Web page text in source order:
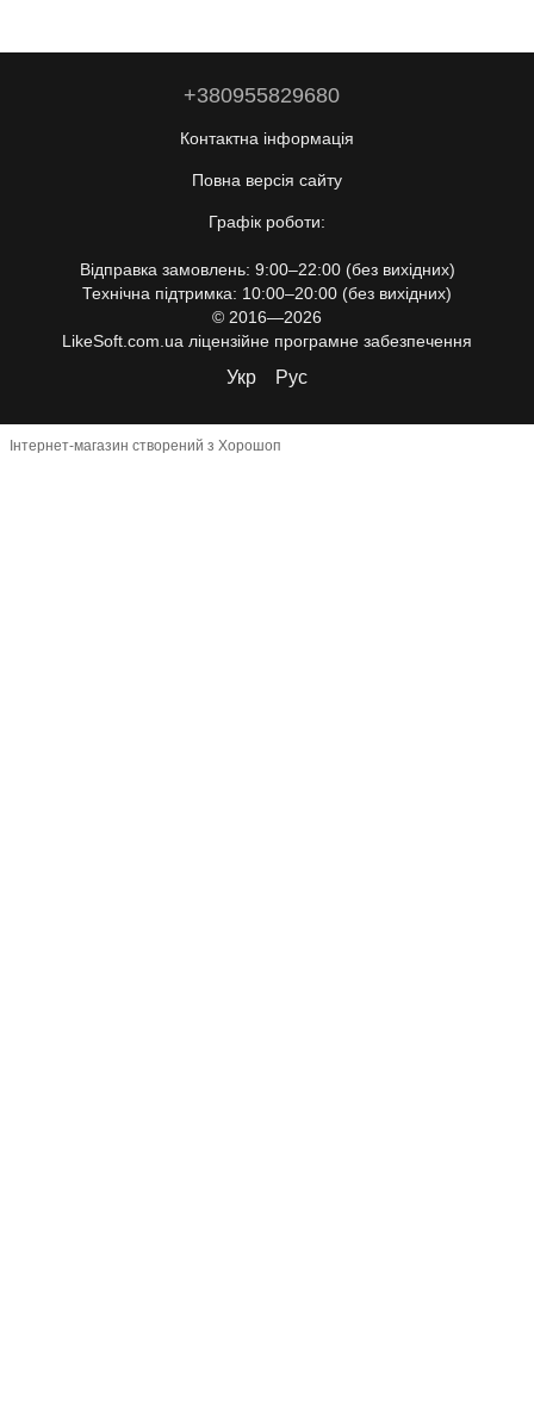
+380955829680
Контактна інформація
Повна версія сайту
Графік роботи:
Відправка замовлень: 9:00–22:00 (без вихідних)
Технічна підтримка: 10:00–20:00 (без вихідних)
© 2016—2026
LikeSoft.com.ua ліцензійне програмне забезпечення
Укр Рус
Інтернет-магазин створений з Хорошоп